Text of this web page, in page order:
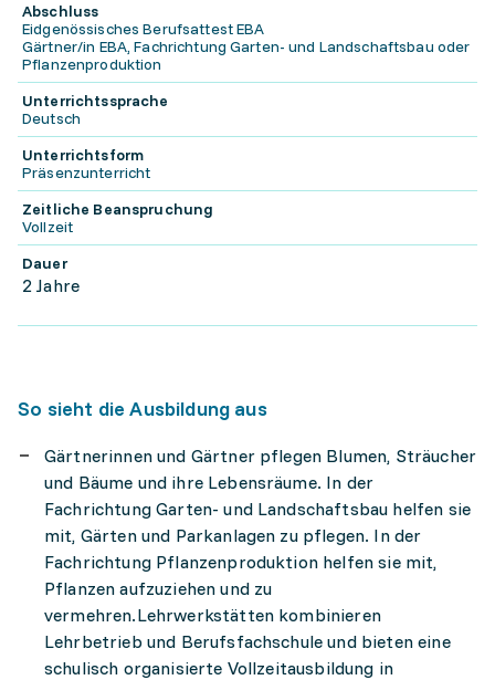
Abschluss
Eidgenössisches Berufsattest EBA
Gärtner/in EBA, Fachrichtung Garten- und Landschaftsbau oder
Pflanzenproduktion
Unterrichtssprache
Deutsch
Unterrichtsform
Präsenzunterricht
Zeitliche Beanspruchung
Vollzeit
Dauer
2 Jahre
So sieht die Ausbildung aus
Gärtnerinnen und Gärtner pflegen Blumen, Sträucher
und Bäume und ihre Lebensräume. In der
Fachrichtung Garten- und Landschaftsbau helfen sie
mit, Gärten und Parkanlagen zu pflegen. In der
Fachrichtung Pflanzenproduktion helfen sie mit,
Pflanzen aufzuziehen und zu
vermehren.Lehrwerkstätten kombinieren
Lehrbetrieb und Berufsfachschule und bieten eine
schulisch organisierte Vollzeitausbildung in